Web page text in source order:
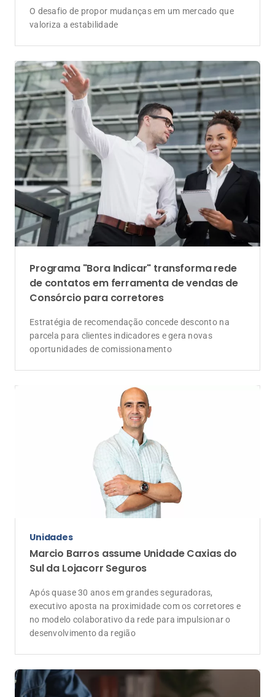
O desafio de propor mudanças em um mercado que
valoriza a estabilidade
Programa "Bora Indicar" transforma rede
de contatos em ferramenta de vendas de
Consórcio para corretores
Estratégia de recomendação concede desconto na
parcela para clientes indicadores e gera novas
oportunidades de comissionamento
Unidades
Marcio Barros assume Unidade Caxias do
Sul da Lojacorr Seguros
Após quase 30 anos em grandes seguradoras,
executivo aposta na proximidade com os corretores e
no modelo colaborativo da rede para impulsionar o
desenvolvimento da região